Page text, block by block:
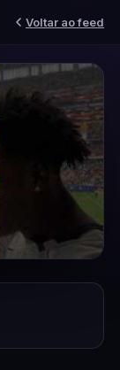
Voltar ao feed